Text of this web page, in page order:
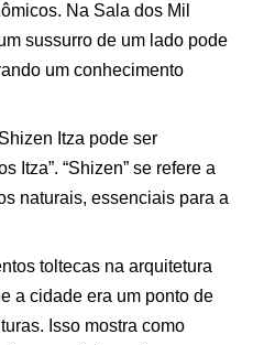
Na Sala dos Mil
sussurro de um lado pode
um conhecimento
Shizen Itza pode ser
Itza”. “Shizen” se refere a
naturais, essenciais para a
toltecas na arquitetura
a cidade era um ponto de
Isso mostra como